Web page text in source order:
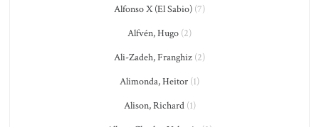
Alfonso X (El Sabio) (7)
Alfvén, Hugo (2)
Ali-Zadeh, Franghiz (2)
Alimonda, Heitor (1)
Alison, Richard(1)